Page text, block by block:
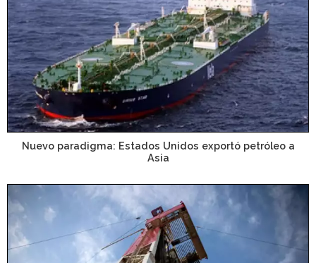
Nuevo paradigma: Estados Unidos exportó petróleo a
Asia